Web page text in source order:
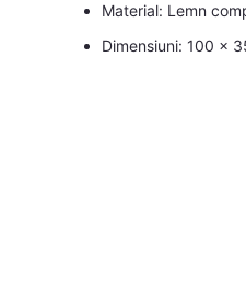
Material: Lemn
Dimensiuni: 100 x